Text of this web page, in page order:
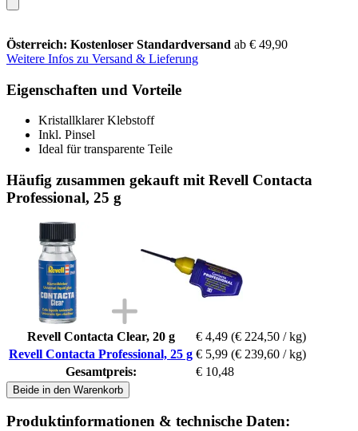
Österreich: Kostenloser Standardversand ab € 49,90
Weitere Infos zu Versand & Lieferung
Eigenschaften und Vorteile
Kristallklarer Klebstoff
Inkl. Pinsel
Ideal für transparente Teile
Häufig zusammen gekauft mit Revell Contacta
Professional, 25 g
Revell Contacta Clear, 20 g € 4,49 (€ 224,50 / kg)
Revell Contacta Professional, 25 g € 5,99 (€ 239,60 / kg)
Gesamtpreis:
€ 10,48
Beide in den Warenkorb
Produktinformationen & technische Daten: